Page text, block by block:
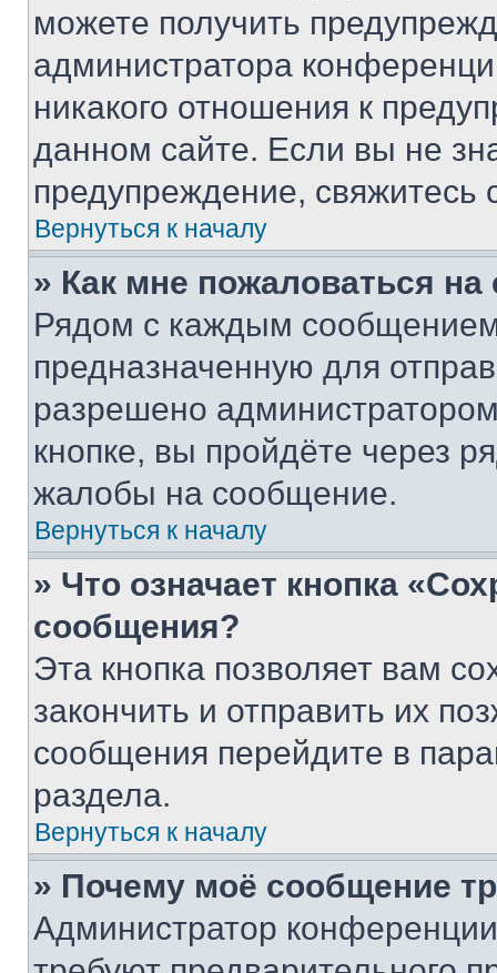
можете получить
администратора
никакого отношения к
данном сайте. Если вы не
предупреждение,
Вернуться к началу
» Как мне пожаловаться
Рядом с каждым сообщением
предназначенную для
разрешено
кнопке, вы пройдёте через
жалобы на сообщение.
Вернуться к началу
» Что означает кнопка
сообщения?
Эта кнопка позволяет вам
закончить и отправить их
сообщения перейдите в
раздела.
Вернуться к началу
» Почему моё сообщение
Администратор